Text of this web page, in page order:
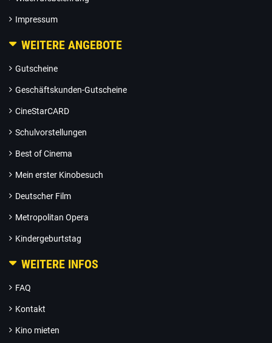
Impressum
WEITERE ANGEBOTE
Gutscheine
Geschäftskunden-Gutscheine
CineStarCARD
Schulvorstellungen
Best of Cinema
Mein erster Kinobesuch
Deutscher Film
Metropolitan Opera
Kindergeburtstag
WEITERE INFOS
FAQ
Kontakt
Kino mieten